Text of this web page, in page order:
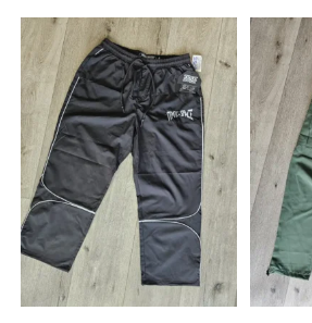
variantes.
Las
opciones
se
pueden
elegir
en
la
página
de
producto